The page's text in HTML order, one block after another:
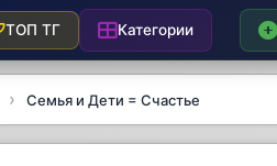
ТОП ТГ Категории
Семья и Дети = Счастье